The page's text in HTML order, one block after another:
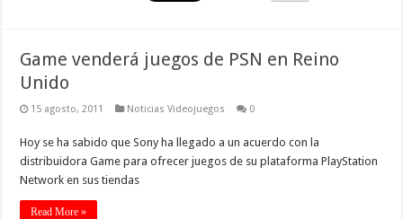
Game venderá juegos de PSN en Reino
Unido
15 agosto, 2011 Noticias Videojuegos 0
Hoy se ha sabido que Sony ha llegado a un acuerdo con la
distribuidora Game para ofrecer juegos de su plataforma PlayStation
Network en sus tiendas
Read More »